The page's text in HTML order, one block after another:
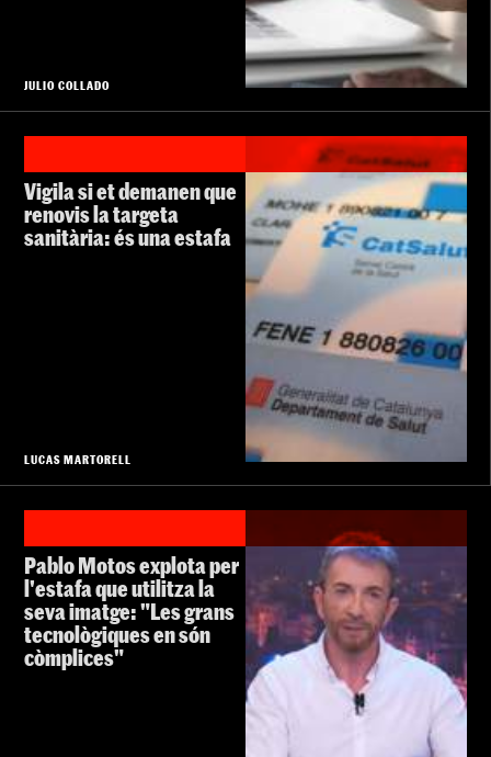
JULIO COLLADO
Vigila si et demanen que
renovis la targeta
sanitària: és una estafa
LUCAS MARTORELL
Pablo Motos explota per
l'estafa que utilitza la
seva imatge: "Les grans
tecnològiques en són
còmplices"